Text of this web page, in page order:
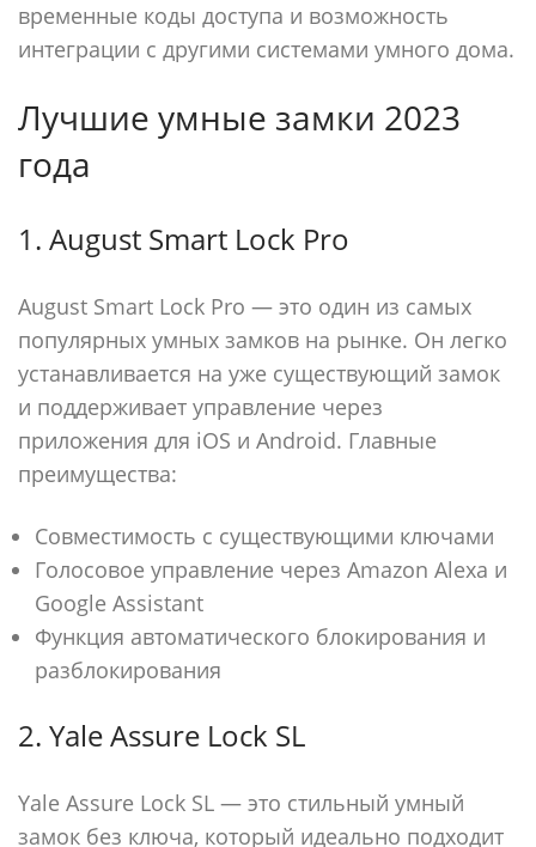
временные коды доступа и возможность
интеграции с другими системами умного дома.
Лучшие умные замки 2023
года
1. August Smart Lock Pro
August Smart Lock Pro — это один из самых
популярных умных замков на рынке. Он легко
устанавливается на уже существующий замок
и поддерживает управление через
приложения для iOS и Android. Главные
преимущества:
Совместимость с существующими ключами
Голосовое управление через Amazon Alexa и
Google Assistant
Функция автоматического блокирования и
разблокирования
2. Yale Assure Lock SL
Yale Assure Lock SL — это стильный умный
замок без ключа, который идеально подходит